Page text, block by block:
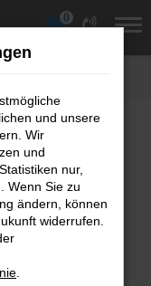
0
können:
deine
und unsere
Wir
und
nur,
Wenn Sie zu
ändern, können
widerrufen.